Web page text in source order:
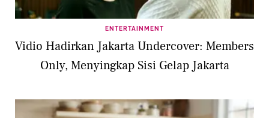
ENTERTAINMENT
Vidio Hadirkan Jakarta Undercover: Members
Only, Menyingkap Sisi Gelap Jakarta